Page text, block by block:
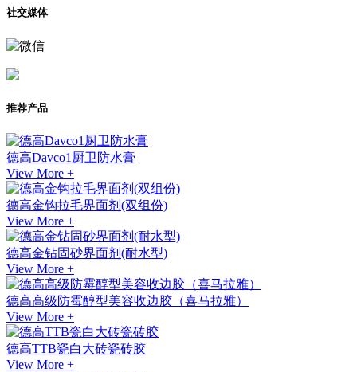
社交媒体
推荐产品
德高Davco1厨卫防水膏
View More +
德高金钩拉毛界面剂(双组份)
View More +
德高金钻固砂界面剂(耐水型)
View More +
德高高级防霉醇型美容收边胶（喜马拉雅）
View More +
德高TTB瓷白大砖瓷砖胶
View More +